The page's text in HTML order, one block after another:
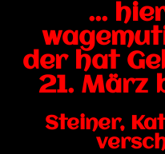
...
der hat
21. März
Steiner,